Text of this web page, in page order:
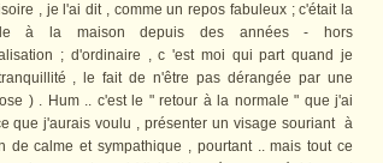
, je l'ai dit , comme un repos fabuleux ; c'était la
à la maison depuis des années - hors
; d'ordinaire , c 'est moi qui part quand je
, le fait de n'être pas dérangée par une
) . Hum .. c'est le " retour à la normale " que j'ai
que j'aurais voulu , présenter un visage souriant à
de calme et sympathique , pourtant .. mais tout ce